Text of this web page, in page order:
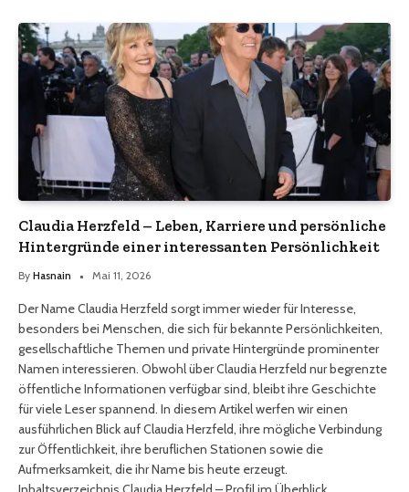
Claudia Herzfeld – Leben, Karriere und persönliche
Hintergründe einer interessanten Persönlichkeit
By Hasnain Mai 11, 2026
Der Name Claudia Herzfeld sorgt immer wieder für Interesse,
besonders bei Menschen, die sich für bekannte Persönlichkeiten,
gesellschaftliche Themen und private Hintergründe prominenter
Namen interessieren. Obwohl über Claudia Herzfeld nur begrenzte
öffentliche Informationen verfügbar sind, bleibt ihre Geschichte
für viele Leser spannend. In diesem Artikel werfen wir einen
ausführlichen Blick auf Claudia Herzfeld, ihre mögliche Verbindung
zur Öffentlichkeit, ihre beruflichen Stationen sowie die
Aufmerksamkeit, die ihr Name bis heute erzeugt.